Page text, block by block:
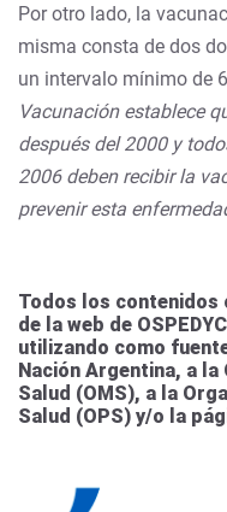
Por otro lado, la
misma consta de dos
un intervalo mínimo de
Vacunación establece
después del 2000 y
2006 deben recibir la
prevenir esta
Todos los contenidos
de la web de
utilizando como
Nación Argentina, a
Salud (OMS), a la
Salud (OPS) y/o la